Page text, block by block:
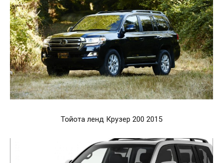
Тойота ленд Крузер 200 2015